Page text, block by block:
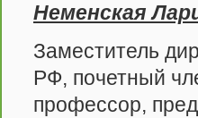
Неменская
Заместитель
РФ, почетный
профессор,